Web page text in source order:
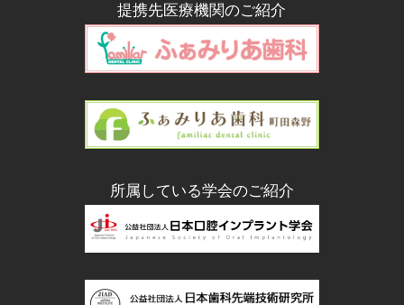
提携先医療機関のご紹介
所属している学会のご紹介